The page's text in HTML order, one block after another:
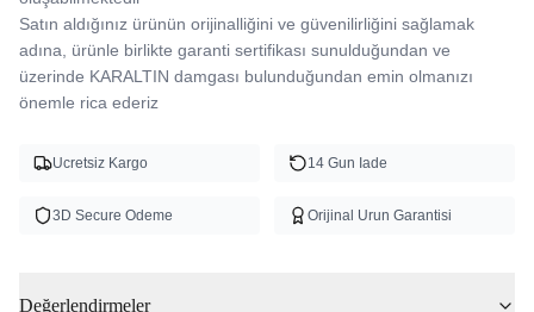
Satın aldığınız ürünün orijinalliğini ve güvenilirliğini sağlamak
adına, ürünle birlikte garanti sertifikası sunulduğundan ve
üzerinde KARALTIN damgası bulunduğundan emin olmanızı
önemle rica ederiz
Ucretsiz Kargo 14 Gun Iade
3D Secure Odeme Orijinal Urun Garantisi
Değerlendirmeler